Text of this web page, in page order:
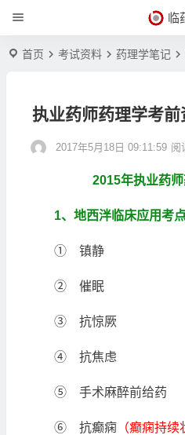
临
首页 考试资料 药理学笔记
执业药师药理学考前
2017年5月18日 09:11:59 阅
2015年执业药
1、地西泮临床应用考
① 镇静
② 催眠
③ 抗惊厥
④ 抗焦虑
⑤ 手术麻醉前给药
⑥ 抗癫痫（癫痫持续